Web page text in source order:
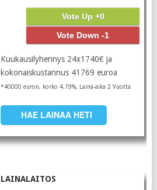
Vote Up +0
Vote Down -1
Kuukausilyhennys 24x1740€ ja
kokonaiskustannus 41769 euroa
*40000 euron, korko 4.19%, Laina-aika 2 Vuotta
HAE LAINAA HETI
LAINALAITOS